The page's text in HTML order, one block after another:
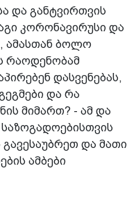
და განტვირთვის
კორონავირუსი და
ამასთან ბოლო
რაოდენობამ
დასვენებას,
და რა
მიმართ? - ამ და
საზოგადოებისთვის
და მათი
ამბები